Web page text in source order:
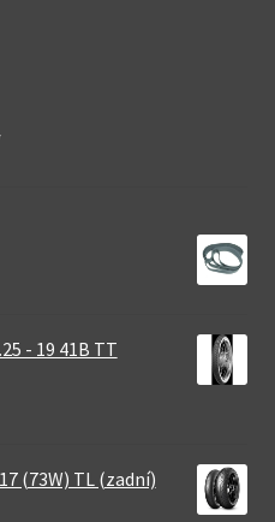
- 19 41B TT
(73W) TL (zadní)